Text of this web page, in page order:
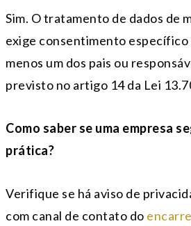
Sim. O tratamento de dados de
exige consentimento específico
menos um dos pais ou
previsto no artigo 14 da Lei
Como saber se uma empresa
prática?
Verifique se há aviso de
com canal de contato do